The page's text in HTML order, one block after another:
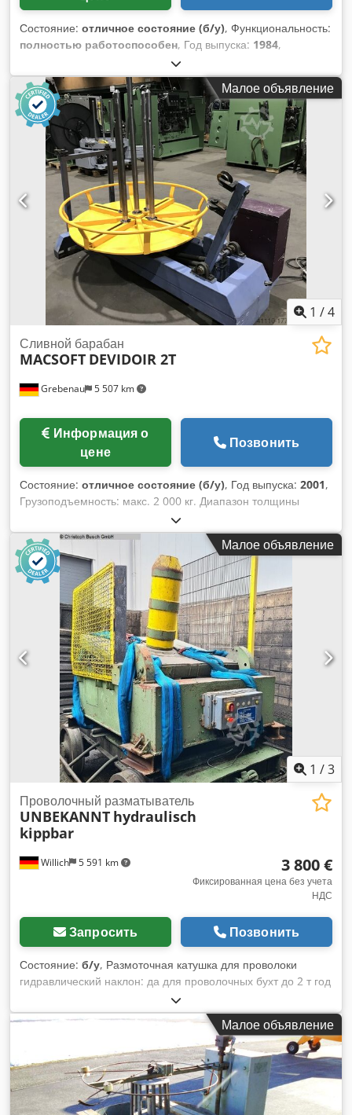
Состояние: отличное состояние (б/у), Функциональность:
полностью работоспособен, Год выпуска: 1984,
Грузоподъемность: макс. 300 кг. Диаметр диска катушки: 1
000 мм Внешний диаметр катушки: макс. 900 мм Dedpfjf S I
I Hjx Ab Aock Внутренний диаметр катушки: 240 - 560 мм
Высота катушки: макс. 180 мм
Малое объявление
1 /4
Grebenau 5 507 km
Сливной барабан
MACSOFT DEVIDOIR 2T
цене
Позвонить
Состояние: отличное состояние (б/у), Год выпуска: 2001,
Грузоподъемность: макс. 2 000 кг. Диапазон толщины
проволоки: 0,5 - 8,0 мм Djdou S Eqhspfx Ab Aeck Диаметр
катушки: 1 300 мм Внешний диаметр катушки: макс. 1250
мм Внутренний диаметр катушки: мин. 320 мм Высота
катушки: макс. 1 000 мм Скорость: 0 - 80 об/мин
Малое объявление
1 /3
Willich 5 591 km
Проволочный разматыватель
UNBEKANNT hydraulisch
kippbar
3 800 €
Фиксированная цена без учета
НДС
Запросить Позвонить
Состояние: б/у, Размоточная катушка для проволоки
гидравлический наклон: да для проволочных бухт до 2 т год
выпуска неизвестен в комплекте с гидравликой +++++
Обратите внимание, что машина находится в разобранном
и готовом к погрузке состоянии. По этой причине
демонстрация под напряжением или изготовление видео
невозможны. Dodpfx Absh Tafxs Asck Кроме того, наше
объявление содержит наиболее информативные
качественные фотографии. К сожалению, отправка
Малое объявление